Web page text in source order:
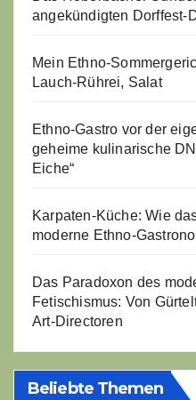
angekündigten Dorffest-
Mein Ethno-
Lauch-Rührei, Salat
Ethno-Gastro vor der
geheime kulinarische
Eiche“
Karpaten-Küche: Wie
moderne Ethno-
Das Paradoxon des
Fetischismus: Von
Art-Directoren
Beliebte Themen